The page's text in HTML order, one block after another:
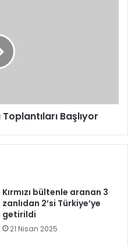
Başlıyor
Kırmızı bültenle aranan 3
zanlıdan 2’si Türkiye’ye
getirildi
21 Nisan 2025